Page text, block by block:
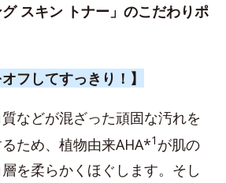
スキン トナー」のこだわりポ
フしてすっきり！】
などが混ざった頑固な汚れを
ため、植物由来AHA*1 が肌の
を柔らかくほぐします。そし